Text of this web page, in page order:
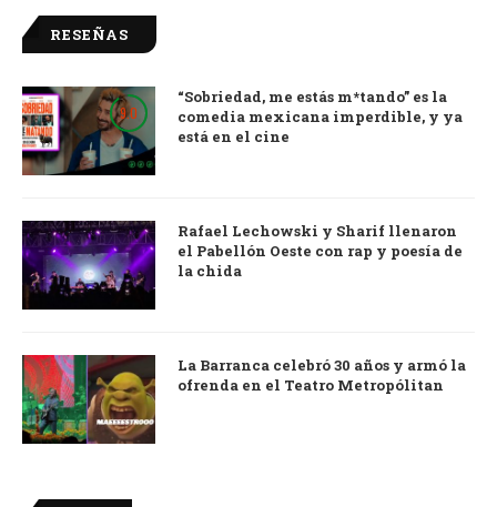
RESEÑAS
9.0
“Sobriedad, me estás m*tando” es la
comedia mexicana imperdible, y ya
está en el cine
Rafael Lechowski y Sharif llenaron
el Pabellón Oeste con rap y poesía de
la chida
La Barranca celebró 30 años y armó la
ofrenda en el Teatro Metropólitan